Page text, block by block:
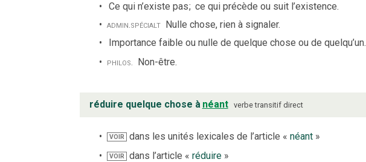
Ce qui n’existe pas; ce qui précède ou suit l’existence.
admin.spécialt Nulle chose, rien à signaler.
Importance faible ou nulle de quelque chose ou de quelqu’un.
philos. Non-être.
réduire quelque chose à néant verbe transitif direct
VOIR dans les unités lexicales de l’article « néant»
VOIR dans l’article « réduire»